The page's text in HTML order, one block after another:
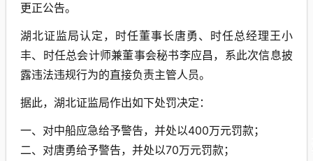
更正公告。
湖北证监局认定，时任董事长唐勇、时任总经理王小
丰、时任总会计师兼董事会秘书李应昌，系此次信息披
露违法违规行为的直接负责主管人员。
据此，湖北证监局作出如下处罚决定：
一、对中船应急给予警告，并处以400万元罚款；
二、对唐勇给予警告，并处以70万元罚款；